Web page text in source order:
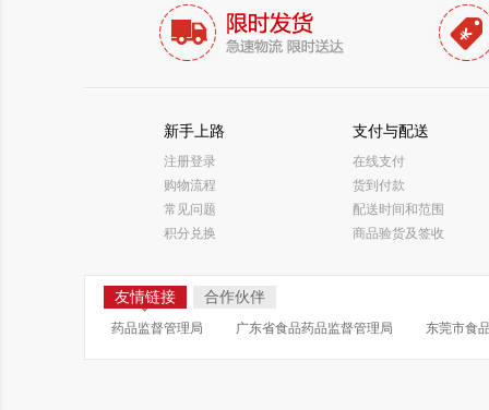
新手上路
注册登录
购物流程
常见问题
积分兑换
支付与配送
在线支付
货到付款
配送时间和范围
商品验货及签收
友情链接 合作伙伴
药品监督管理局 广东省食品药品监督管理局 东莞市食